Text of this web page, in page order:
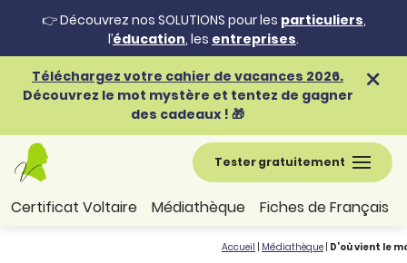
👉 Découvrez nos SOLUTIONS pour les particuliers,
l’éducation, les entreprises.
Téléchargez votre cahier de vacances 2026.
Découvrez le mot mystère et tentez de gagner
des cadeaux ! 🎁
Tester gratuitement
Certificat Voltaire Médiathèque Fiches de Français
Accueil Médiathèque D’où vient le